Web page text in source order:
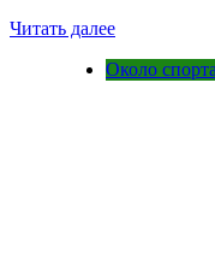
Читать далее
Около спорта